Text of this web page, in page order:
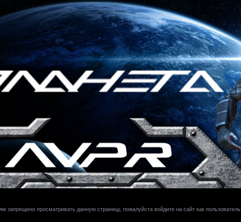
запрещено просматривать данную страницу, пожалуйста войдите на сайт как пользователь.